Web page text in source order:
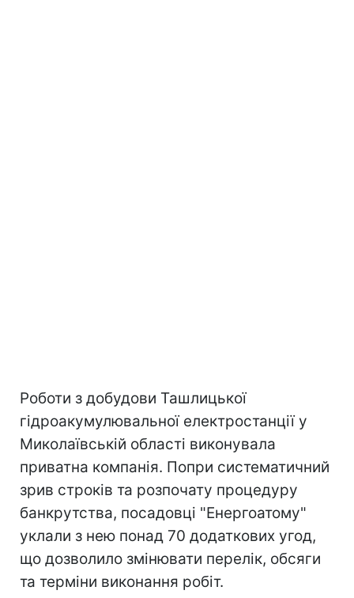
Роботи з добудови Ташлицької
гідроакумулювальної електростанції у
Миколаївській області виконувала
приватна компанія. Попри систематичний
зрив строків та розпочату процедуру
банкрутства, посадовці "Енергоатому"
уклали з нею понад 70 додаткових угод,
що дозволило змінювати перелік, обсяги
та терміни виконання робіт.